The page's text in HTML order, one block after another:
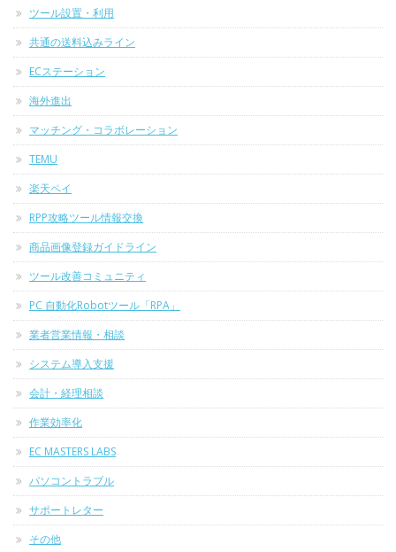
ツール設置・利用
共通の送料込みライン
ECステーション
海外進出
マッチング・コラボレーション
TEMU
楽天ペイ
RPP攻略ツール情報交換
商品画像登録ガイドライン
ツール改善コミュニティ
PC 自動化Robotツール「RPA」
業者営業情報・相談
システム導入支援
会計・経理相談
作業効率化
EC MASTERS LABS
パソコントラブル
サポートレター
その他